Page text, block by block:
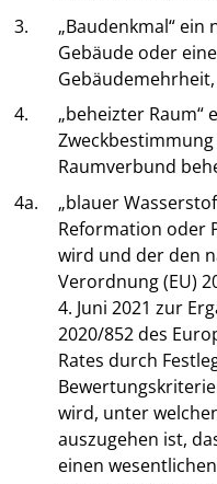
3.
„Baudenkmal“ ein
Gebäude oder
Gebäudemehrheit,
4.
„beheizter Raum“
Raumverbund
4a.
„blauer
Reformation oder
wird und der den
Verordnung (EU)
4. Juni 2021 zur
2020/852 des
Rates durch
wird, unter
auszugehen ist,
einen